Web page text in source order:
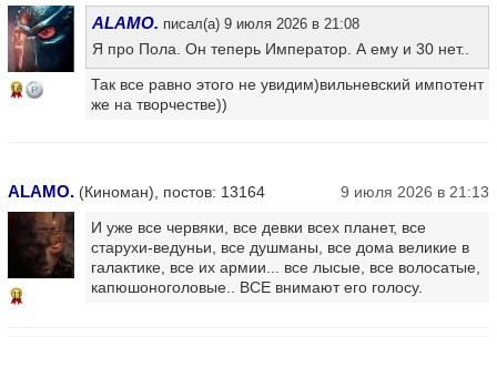
16
ALAMO. писал(а) 9 июля 2026 в 21:08
Я про Пола. Он теперь Император. А ему и 30 нет..
Так все равно этого не увидим)вильневский импотент
же на творчестве))
ALAMO. (Киноман), постов: 13164 9 июля 2026 в 21:13
11
И уже все червяки, все девки всех планет, все
старухи-ведуньи, все душманы, все дома великие в
галактике, все их армии... все лысые, все волосатые,
капюшоноголовые.. ВСЕ внимают его голосу.